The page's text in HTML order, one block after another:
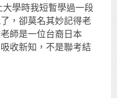
學時我短暫學過一段
，卻莫名其妙記得老
師是一位台裔日本
收新知，不是聯考結